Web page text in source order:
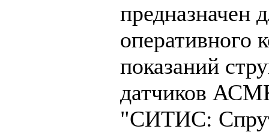
предназначен
оперативного
показаний
датчиков
"СИТИС: